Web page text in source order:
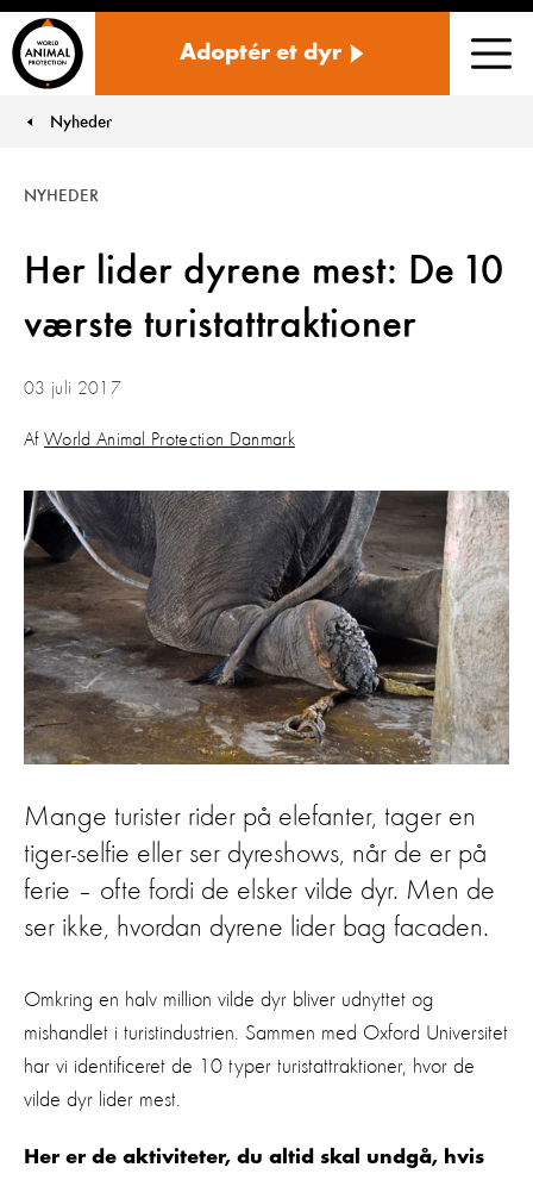
Adoptér et dyr
You are here:
Nyheder
Her lider dyrene mest: De 10
værste turistattraktioner
NYHEDER
03 juli 2017
Af World Animal Protection Danmark
Mange turister rider på elefanter, tager en
tiger-selfie eller ser dyreshows, når de er på
ferie – ofte fordi de elsker vilde dyr. Men de
ser ikke, hvordan dyrene lider bag facaden.
Omkring en halv million vilde dyr bliver udnyttet og
mishandlet i turistindustrien. Sammen med Oxford Universitet
har vi identificeret de 10 typer turistattraktioner, hvor de
vilde dyr lider mest.
Her er de aktiviteter, du altid skal undgå, hvis